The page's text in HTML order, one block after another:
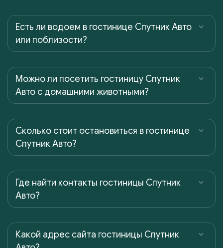
Есть ли водоем в гостинице Спутник Авто
или поблизости?
Можно ли посетить гостиницу Спутник
Авто с домашними животными?
Сколько стоит остановиться в гостинице
Спутник Авто?
Где найти контакты гостиницы Спутник
Авто?
Какой адрес сайта гостиницы Спутник